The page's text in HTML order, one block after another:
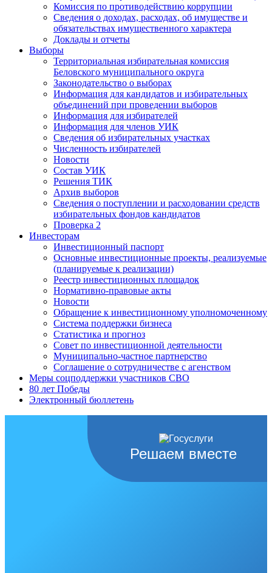
Комиссия по противодействию коррупции
Сведения о доходах, расходах, об имуществе и
обязательствах имущественного характера
Доклады и отчеты
Выборы
Территориальная избирательная комиссия
Беловского муниципального округа
Законодательство о выборах
Информация для кандидатов и избирательных
объединений при проведении выборов
Информация для избирателей
Информация для членов УИК
Сведения об избирательных участках
Численность избирателей
Новости
Состав УИК
Решения ТИК
Архив выборов
Сведения о поступлении и расходовании средств
избирательных фондов кандидатов
Проверка 2
Инвесторам
Инвестиционный паспорт
Основные инвестиционные проекты, реализуемые
(планируемые к реализации)
Реестр инвестиционных площадок
Нормативно-правовые акты
Новости
Обращение к инвестиционному уполномоченному
Система поддержки бизнеса
Статистика и прогноз
Совет по инвестиционной деятельности
Муниципально-частное партнерство
Соглашение о сотрудничестве с агенством
Меры соцподдержки участников СВО
80 лет Победы
Электронный бюллетень
Решаем вместе